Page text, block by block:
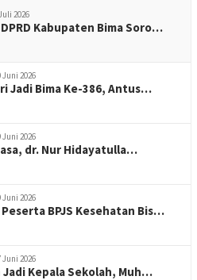
2026
Kabupaten Bima Soro…
Juni 2026
Jadi Bima Ke-386, Antus…
Juni 2026
dr. Nur Hidayatulla…
Juni 2026
BPJS Kesehatan Bis…
Juni 2026
Jadi Kepala Sekolah, Muh…